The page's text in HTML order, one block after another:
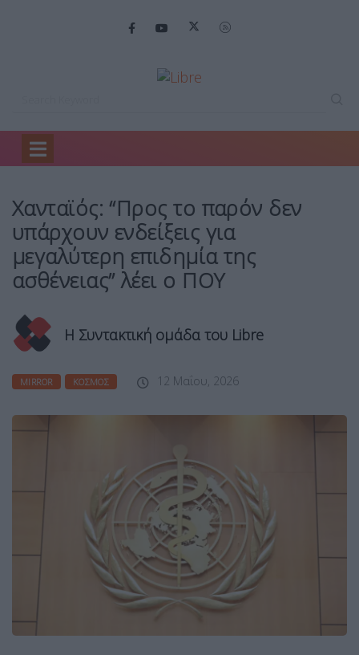
Home
Xανταϊός: “Προς το παρόν δεν
υπάρχουν ενδείξεις για
μεγαλύτερη επιδημία της
ασθένειας” λέει ο ΠΟΥ
Η Συντακτική ομάδα του Libre
MIRROR ΚΌΣΜΟΣ 12 Μαΐου, 2026